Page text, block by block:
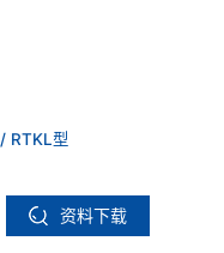
/ RTKL型
资料下载